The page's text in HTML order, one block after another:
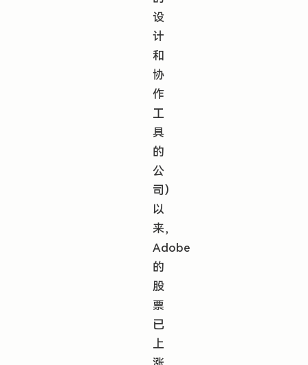
设
计
和
协
作
工
具
的
公
司）
以
来，
Adobe
的
股
票
已
上